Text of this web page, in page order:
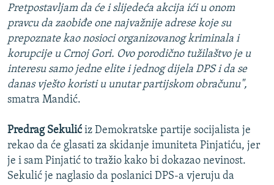
Pretpostavljam da će i slijedeća akcija ići u onom
pravcu da zaobiđe one najvažnije adrese koje su
prepoznate kao nosioci organizovanog kriminala i
korupcije u Crnoj Gori. Ovo porodično tužilaštvo je u
interesu samo jedne elite i jednog dijela DPS i da se
danas vješto koristi u unutar partijskom obračunu",
smatra Mandić.
Predrag Sekulićiz Demokratske partije socijalista je
rekao da će glasati za skidanje imuniteta Pinjatiću, jer
je i sam Pinjatić to tražio kako bi dokazao nevinost.
Sekulić je naglasio da poslanici DPS-a vjeruju da